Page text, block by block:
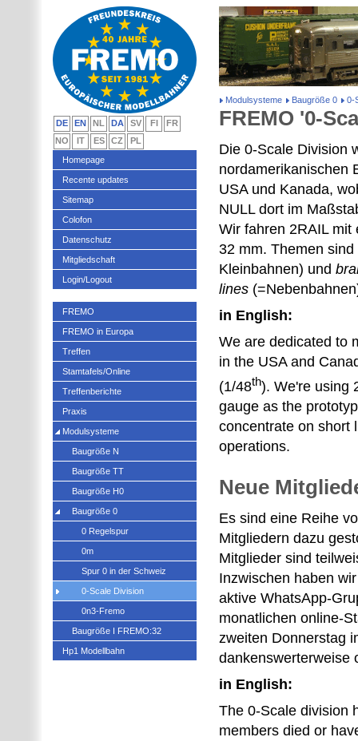
Modulsysteme Baugröße 0 0-
FREMO '0-
Die 0-Scale Division
nordamerikanischen
USA und Kanada,
NULL dort im
Wir fahren 2RAIL mit
32 mm. Themen sind
Kleinbahnen) und
lines
in English:
We are dedicated to
in the USA and
(1/48th). We're using
gauge as the
concentrate on short
operations.
Neue
Es sind eine Reihe
Mitgliedern dazu
Mitglieder sind
Inzwischen haben
aktive WhatsApp-
monatlichen online-
zweiten Donnerstag
dankenswerterweise
in English:
The 0-Scale division
members died or
DE EN NL DA SV FI
FR
NO
IT ES CZ
PL
Homepage
Recente updates
Sitemap
Colofon
Datenschutz
Mitgliedschaft
Login/Logout
FREMO
FREMO in Europa
Treffen
Stamtafels/Online
Treffenberichte
Praxis
Modulsysteme
Baugröße N
Baugröße TT
Baugröße H0
Baugröße 0
0 Regelspur
0m
Spur 0 in der Schweiz
0-Scale Division
0n3-Fremo
Baugröße I FREMO:32
Hp1 Modellbahn